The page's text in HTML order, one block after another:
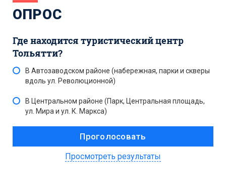
ОПРОС
Где находится туристический центр
Тольятти?
В Автозаводском районе (набережная, парки и скверы
вдоль ул. Революционной)
В Центральном районе (Парк, Центральная площадь,
ул. Мира и ул. К. Маркса)
Просмотреть результаты